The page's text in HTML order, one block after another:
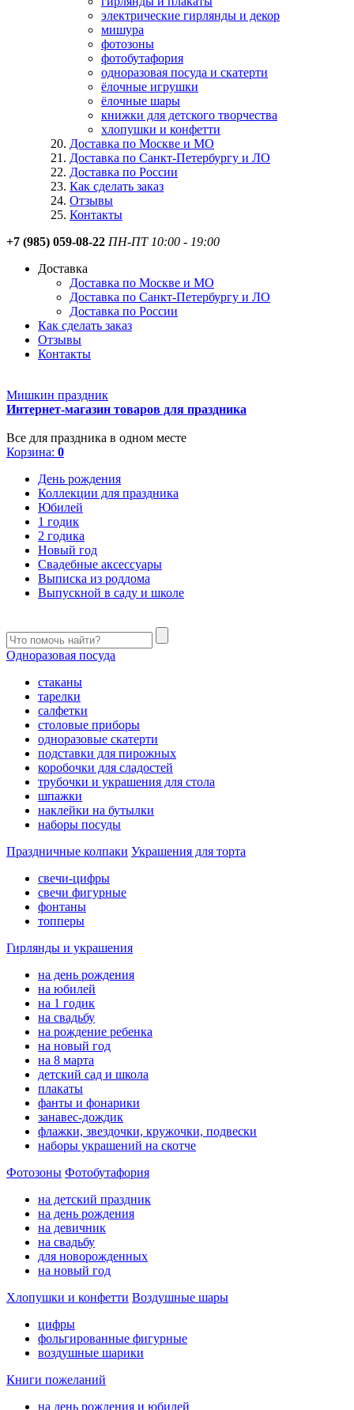
электрические гирлянды и декор
мишура
фотозоны
фотобутафория
одноразовая посуда и скатерти
ёлочные игрушки
ёлочные шары
книжки для детского творчества
хлопушки и конфетти
Доставка по Москве и МО
Доставка по Санкт-Петербургу и ЛО
Доставка по России
Как сделать заказ
Отзывы
Контакты
+7 (985) 059-08-22 ПН-ПТ 10:00 - 19:00
Доставка
Доставка по Москве и МО
Доставка по Санкт-Петербургу и ЛО
Доставка по России
Как сделать заказ
Отзывы
Контакты
Мишкин праздник
Интернет-магазин товаров для праздника
Все для праздника в одном месте
Корзина: 0
День рождения
Коллекции для праздника
Юбилей
1 годик
2 годика
Новый год
Свадебные аксессуары
Выписка из роддома
Выпускной в саду и школе
Одноразовая посуда
стаканы
тарелки
салфетки
столовые приборы
одноразовые скатерти
подставки для пирожных
коробочки для сладостей
трубочки и украшения для стола
шпажки
наклейки на бутылки
наборы посуды
Праздничные колпаки Украшения для торта
свечи-цифры
свечи фигурные
фонтаны
топперы
Гирлянды и украшения
на день рождения
на юбилей
на 1 годик
на свадьбу
на рождение ребенка
на новый год
на 8 марта
детский сад и школа
плакаты
фанты и фонарики
занавес-дождик
флажки, звездочки, кружочки, подвески
наборы украшений на скотче
Фотозоны Фотобутафория
на детский праздник
на день рождения
на девичник
на свадьбу
для новорожденных
на новый год
Хлопушки и конфетти Воздушные шары
цифры
фольгированные фигурные
воздушные шарики
Книги пожеланий
на день рождения и юбилей